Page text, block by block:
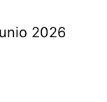
2026